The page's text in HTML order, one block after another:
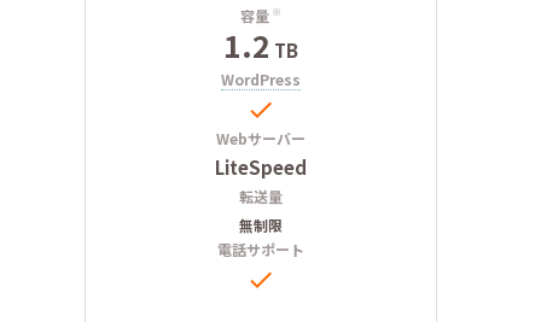
容量 ※
1.2 TB
WordPress

Webサーバー
LiteSpeed
転送量
無制限
電話サポート
